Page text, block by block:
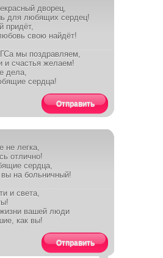
дворец,
для любящих сердец!
придёт,
свою найдёт!
мы поздравляем,
и счастья желаем!
дела,
сердца!
Отправить
не легка,
отлично!
сердца,
вы на больничный!
и света,
вашей люди
как вы!
Отправить